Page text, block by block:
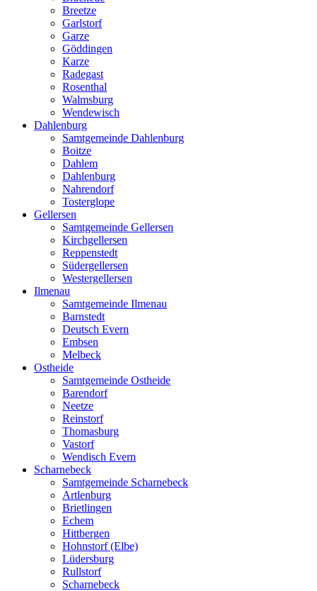
Breetze
Garlstorf
Garze
Göddingen
Karze
Radegast
Rosenthal
Walmsburg
Wendewisch
Dahlenburg
Samtgemeinde Dahlenburg
Boitze
Dahlem
Dahlenburg
Nahrendorf
Tosterglope
Gellersen
Samtgemeinde Gellersen
Kirchgellersen
Reppenstedt
Südergellersen
Westergellersen
Ilmenau
Samtgemeinde Ilmenau
Barnstedt
Deutsch Evern
Embsen
Melbeck
Ostheide
Samtgemeinde Ostheide
Barendorf
Neetze
Reinstorf
Thomasburg
Vastorf
Wendisch Evern
Scharnebeck
Samtgemeinde Scharnebeck
Artlenburg
Brietlingen
Echem
Hittbergen
Hohnstorf (Elbe)
Lüdersburg
Rullstorf
Scharnebeck